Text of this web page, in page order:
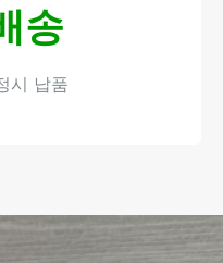
송
시 납품